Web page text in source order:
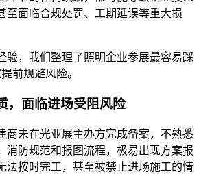
至面临合规处罚、工期延误等重大损
验，我们整理了照明企业参展最容易踩
前规避风险。
，面临进场受阻风险
商未在光亚展主办方完成备案，不熟悉
消防规范和报图流程，极易出现方案报
法按时完工，甚至被禁止进场施工的情